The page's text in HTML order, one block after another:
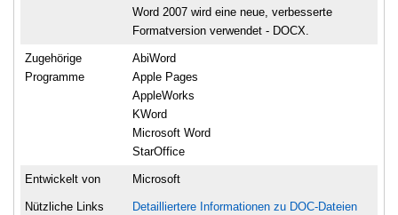
Word 2007 wird eine neue, verbesserte
Formatversion verwendet - DOCX.
Zugehörige
Programme
AbiWord
Apple Pages
AppleWorks
KWord
Microsoft Word
StarOffice
Entwickelt von Microsoft
Nützliche Links Detailliertere Informationen zu DOC-Dateien